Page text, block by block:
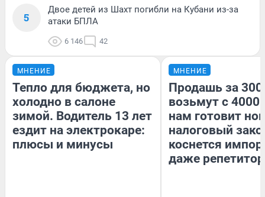
5
Двое детей из Шахт погибли на Кубани из-за
атаки БПЛА
6 146 42
МНЕНИЕ
Тепло для бюджета, но
холодно в салоне
зимой. Водитель 13 лет
ездит на электрокаре:
плюсы и минусы
МНЕНИЕ
Продашь за
возьмут с
нам готовит
налоговый
коснется
даже